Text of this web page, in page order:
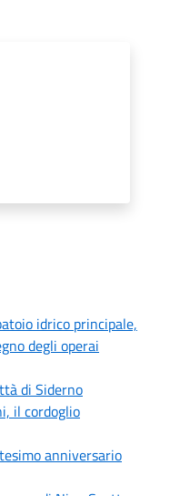
idrico principale,
degli operai
di Siderno
il cordoglio
anniversario